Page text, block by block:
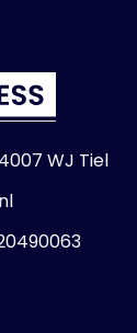
WJ Tiel